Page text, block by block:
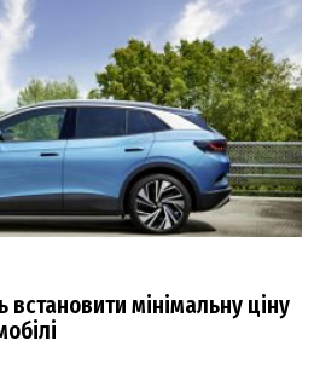
мінімальну ціну